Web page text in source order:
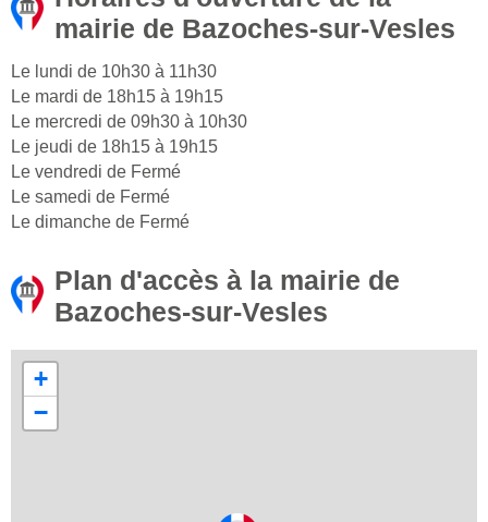
mairie de Bazoches-sur-Vesles
Le lundi de 10h30 à 11h30
Le mardi de 18h15 à 19h15
Le mercredi de 09h30 à 10h30
Le jeudi de 18h15 à 19h15
Le vendredi de Fermé
Le samedi de Fermé
Le dimanche de Fermé
Plan d'accès à la mairie de
Bazoches-sur-Vesles
+
−